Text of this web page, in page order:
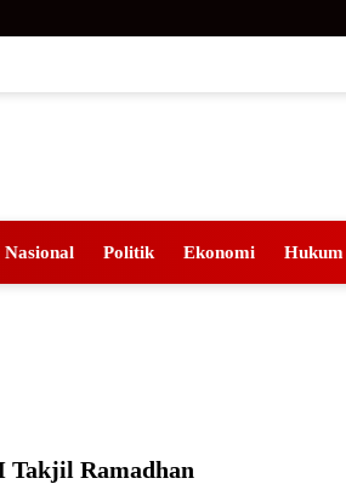
Nasional Politik Ekonomi Hukum
Takjil Ramadhan